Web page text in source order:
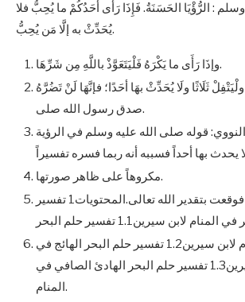
: الرُّؤْيَا الحَسَنَةُ. فَإِذَا رَأَى أحَدُكُمْ ما يُحِبُّ فلا
يُحَدِّثْ به إلَّا مَن يُحِبُّ.
وإذَا رَأَى ما يَكْرَهُ فَلْيَتَعَوَّذْ باللَّهِ مِن شَرِّهَا.
ثَلَاثًا ولَا يُحَدِّثْ بهَا أحَدًا؛ فإنَّهَا لَنْ تَضُرَّهُ
صدق رسول الله صلى.
قوله صلى الله عليه وسلم في الرؤية
مكروهاً على ظاهر صورتها.
وكان ذلك محتملاً فوقعت بتقدير الله تعالى.المحتويات1 تفسير
المتسخ في المنام لابن سيرين1.2 تفسير حلم البحر الهائج في
المنام لابن سيرين1.3 تفسير حلم البحر الهادئ الصافي في
المنام.